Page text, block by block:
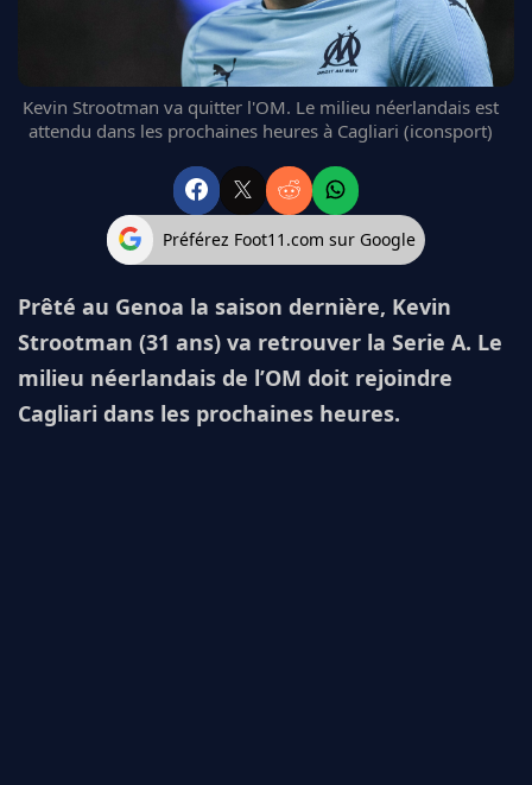
L'AVIS DE LA RÉDAC'
Kevin Strootman va quitter l'OM. Le milieu néerlandais est
attendu dans les prochaines heures à Cagliari (iconsport)
Préférez Foot11.com sur Google
Prêté au Genoa la saison dernière, Kevin
Strootman (31 ans) va retrouver la Serie A. Le
milieu néerlandais de l’OM doit rejoindre
Cagliari dans les prochaines heures.